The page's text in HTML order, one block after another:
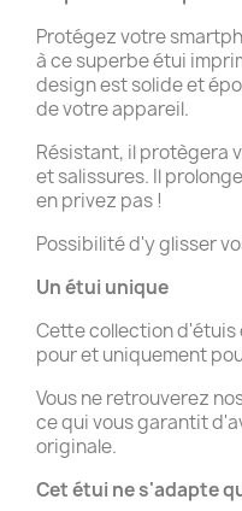
Protégez votre
à ce superbe étui
design est solide et
de votre appareil.
Résistant, il protègera
et salissures. Il
en privez pas !
Possibilité d'y glisser
Un étui unique
Cette collection
pour et uniquement
Vous ne retrouverez
ce qui vous garantit
originale.
Cet étui ne s'adapte